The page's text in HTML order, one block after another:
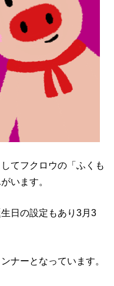
てフクロウの「ふくも
います。
日の設定もあり3月3
ナーとなっています。